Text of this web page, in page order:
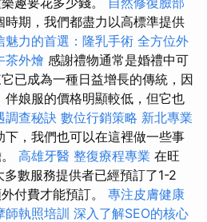
時期，我們都盡力以高標準提供
魅力的首選：隆乳手術 全方位外
茶外燴 感謝禮物通常是婚禮中可
已成為一種日益增長的傳統，因
娘服的價格明顯較低，但它也
調查秘訣 數位行銷策略 新北專業
下，我們也可以在這裡做一些事
高雄牙醫 整復療程專業 在旺
數服務提供者已經預訂了1-2
付費才能預訂。 專注皮膚健康
師執照培訓 深入了解SEO的核心